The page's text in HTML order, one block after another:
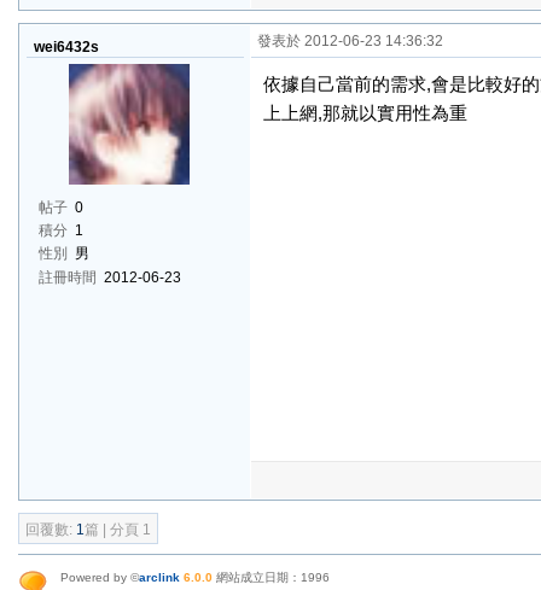
wei6432s
帖子 0
積分 1
性別
男
註冊時間 2012-06-23
發表於 2012-06-23 14:36:32
依據自己當前的需求,會是比較好
上上網,那就以實用性為重
回覆數: 1篇 | 分頁 1
Powered by ©arclink 6.0.0 網站成立日期：1996